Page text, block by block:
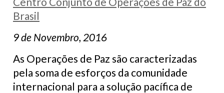
Brasil
9 de Novembro, 2016
As Operações de Paz são caracterizadas
pela soma de esforços da comunidade
internacional para a solução pacífica de